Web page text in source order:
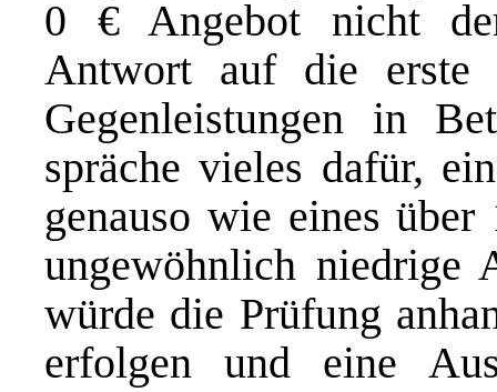
0 € Angebot nicht
Antwort auf die erste
Gegenleistungen in
spräche vieles dafür,
genauso wie eines
ungewöhnlich niedrige
würde die Prüfung
erfolgen und eine